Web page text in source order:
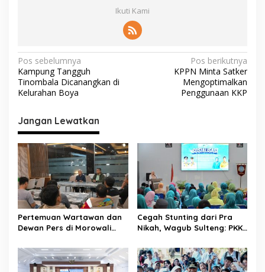
Ikuti Kami
N
a
v
i
g
a
s
i
p
o
s
Pos sebelumnya
Kampung Tangguh
Tinombala Dicanangkan di
Kelurahan Boya
Pos berikutnya
KPPN Minta Satker
Mengoptimalkan
Penggunaan KKP
Jangan Lewatkan
Pertemuan Wartawan dan
Dewan Pers di Morowali
dan Peningkatan
Kompetensi Jurnalis
Cegah Stunting dari Pra
Nikah, Wagub Sulteng: PKK
Selamatkan Generasi Emas